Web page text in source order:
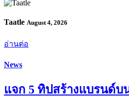
Taatle August 4, 2026
อ่านต่อ
News
แจก 5 ทิปสร้างแบรนด์บ